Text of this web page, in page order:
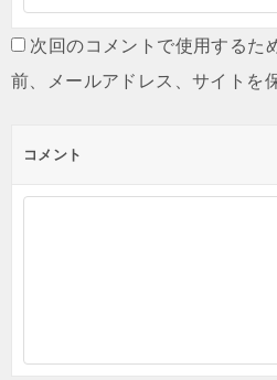
次回のコメントで使用するた
前、メールアドレス、サイトを
コメント